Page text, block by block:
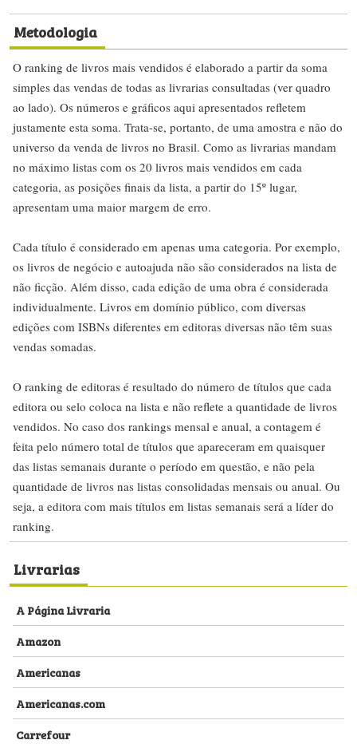
Metodologia
O ranking de livros mais vendidos é elaborado a partir da soma
simples das vendas de todas as livrarias consultadas (ver quadro
ao lado). Os números e gráficos aqui apresentados refletem
justamente esta soma. Trata-se, portanto, de uma amostra e não do
universo da venda de livros no Brasil. Como as livrarias mandam
no máximo listas com os 20 livros mais vendidos em cada
categoria, as posições finais da lista, a partir do 15º lugar,
apresentam uma maior margem de erro.
Cada título é considerado em apenas uma categoria. Por exemplo,
os livros de negócio e autoajuda não são considerados na lista de
não ficção. Além disso, cada edição de uma obra é considerada
individualmente. Livros em domínio público, com diversas
edições com ISBNs diferentes em editoras diversas não têm suas
vendas somadas.
O ranking de editoras é resultado do número de títulos que cada
editora ou selo coloca na lista e não reflete a quantidade de livros
vendidos. No caso dos rankings mensal e anual, a contagem é
feita pelo número total de títulos que apareceram em quaisquer
das listas semanais durante o período em questão, e não pela
quantidade de livros nas listas consolidadas mensais ou anual. Ou
seja, a editora com mais títulos em listas semanais será a líder do
ranking.
Livrarias
A Página Livraria
Amazon
Americanas
Americanas.com
Carrefour